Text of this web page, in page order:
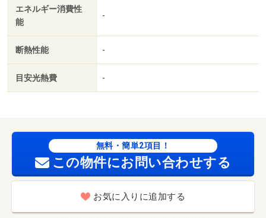
エネルギー消費性
能
-
断熱性能 -
目安光熱費 -
無料・簡単2項目！
この物件にお問い合わせする
お気に入りに追加する